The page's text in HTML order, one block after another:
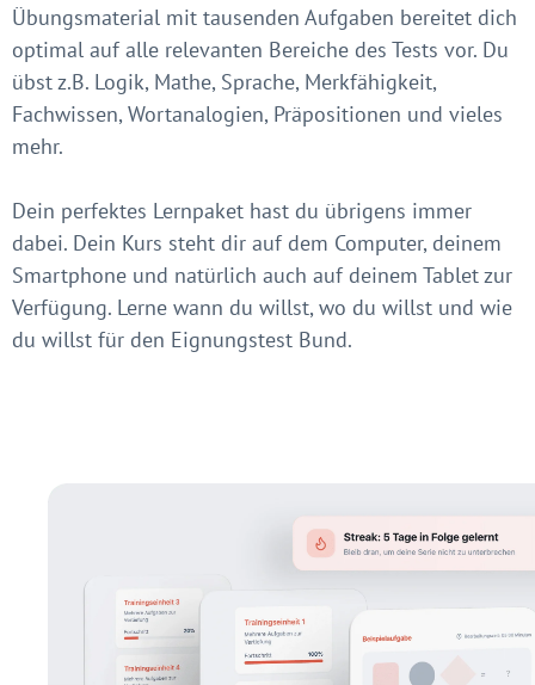
Übungsmaterial mit tausenden Aufgaben bereitet dich
optimal auf alle relevanten Bereiche des Tests vor. Du
übst z.B. Logik, Mathe, Sprache, Merkfähigkeit,
Fachwissen, Wortanalogien, Präpositionen und vieles
mehr.
Dein perfektes Lernpaket hast du übrigens immer
dabei. Dein Kurs steht dir auf dem Computer, deinem
Smartphone und natürlich auch auf deinem Tablet zur
Verfügung. Lerne wann du willst, wo du willst und wie
du willst für den Eignungstest Bund.